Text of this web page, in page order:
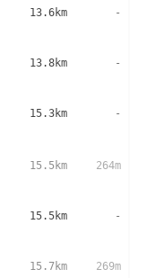
13.6km -
13.8km -
15.3km -
15.5km 264m
15.5km -
15.7km 269m